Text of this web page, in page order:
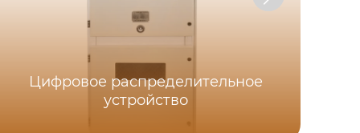
Цифровое распределительное
устройство